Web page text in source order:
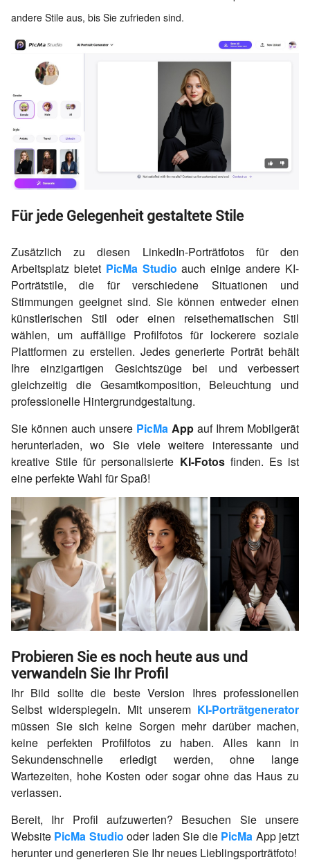
andere Stile aus, bis Sie zufrieden sind.
Für jede Gelegenheit gestaltete Stile
Zusätzlich zu diesen LinkedIn-Porträtfotos für den
Arbeitsplatz bietet PicMa Studio auch einige andere KI-
Porträtstile, die für verschiedene Situationen und
Stimmungen geeignet sind. Sie können entweder einen
künstlerischen Stil oder einen reisethematischen Stil
wählen, um auffällige Profilfotos für lockerere soziale
Plattformen zu erstellen. Jedes generierte Porträt behält
Ihre einzigartigen Gesichtszüge bei und verbessert
gleichzeitig die Gesamtkomposition, Beleuchtung und
professionelle Hintergrundgestaltung.
Sie können auch unsere PicMa App auf Ihrem Mobilgerät
herunterladen, wo Sie viele weitere interessante und
kreative Stile für personalisierte KI-Fotosfinden. Es ist
eine perfekte Wahl für Spaß!
Probieren Sie es noch heute aus und
verwandeln Sie Ihr Profil
Ihr Bild sollte die beste Version Ihres professionellen
Selbst widerspiegeln. Mit unserem KI-Porträtgenerator
müssen Sie sich keine Sorgen mehr darüber machen,
keine perfekten Profilfotos zu haben. Alles kann in
Sekundenschnelle erledigt werden, ohne lange
Wartezeiten, hohe Kosten oder sogar ohne das Haus zu
verlassen.
Bereit, Ihr Profil aufzuwerten? Besuchen Sie unsere
Website PicMa Studio oder laden Sie die PicMa App jetzt
herunter und generieren Sie Ihr neues Lieblingsporträtfoto!